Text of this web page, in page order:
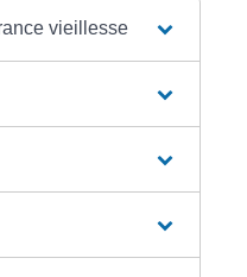
vieillesse